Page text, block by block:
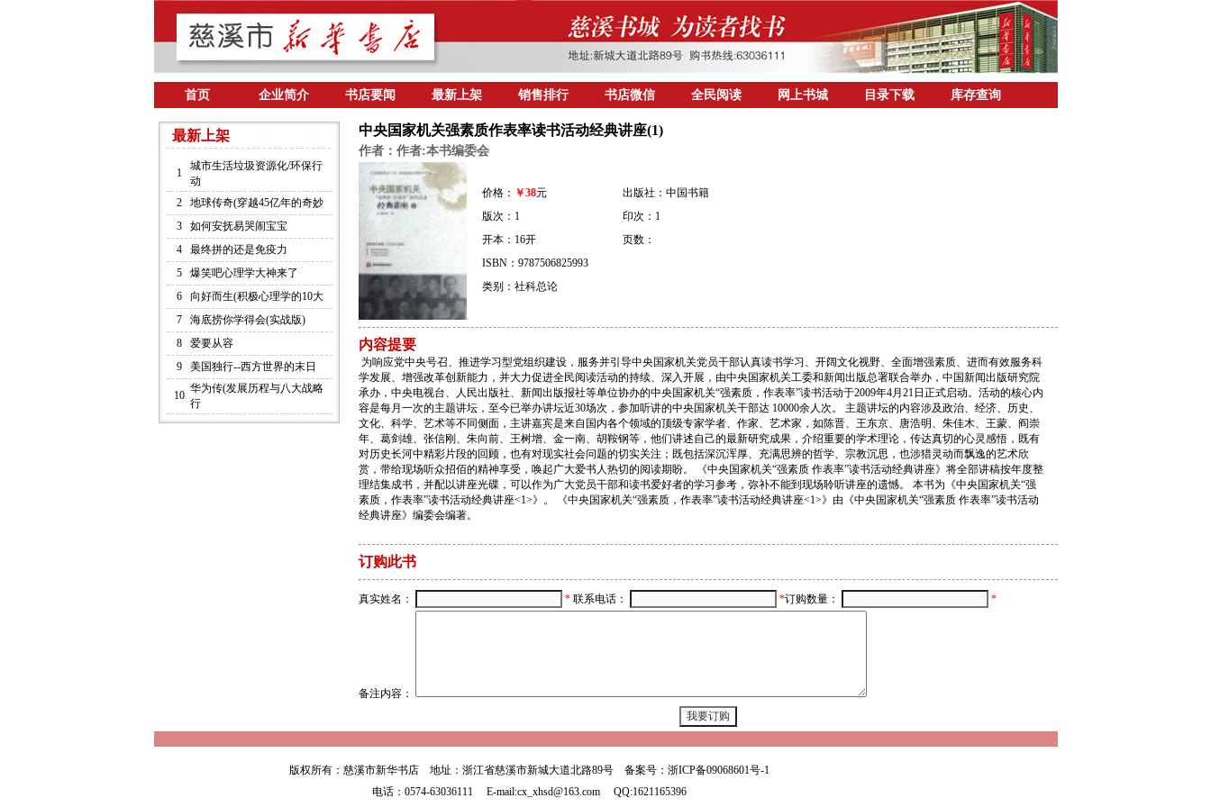
首页 企业简介 书店要闻 最新上架 销售排行 书店微信 全民阅读 网上书城 目录下载 库存查询
最新上架
1
城市生活垃圾资源化/环保行
动
2
地球传奇(穿越45亿年的奇妙
3
如何安抚易哭闹宝宝
4
最终拼的还是免疫力
5
爆笑吧心理学大神来了
6
向好而生(积极心理学的10大
7
海底捞你学得会(实战版)
8
爱要从容
9
美国独行--西方世界的末日
10
华为传(发展历程与八大战略
行
中央国家机关强素质作表率读书活动经典讲座(1)
作者：作者:本书编委会
价格： ￥38元
出版社：中国书籍
版次：1
印次：1
开本：16开
页数：
ISBN：9787506825993
类别：社科总论
内容提要
为响应党中央号召、推进学习型党组织建设，服务并引导中央国家机关党员干部认真读书学习、开阔文化视野、全面增强素质、进而有效服务科
学发展、增强改革创新能力，并大力促进全民阅读活动的持续、深入开展，由中央国家机关工委和新闻出版总署联合举办，中国新闻出版研究院
承办，中央电视台、人民出版社、新闻出版报社等单位协办的中央国家机关“强素质，作表率”读书活动于2009年4月21日正式启动。活动的核心内
容是每月一次的主题讲坛，至今已举办讲坛近30场次，参加听讲的中央国家机关干部达 10000余人次。 主题讲坛的内容涉及政治、经济、历史、
文化、科学、艺术等不同侧面，主讲嘉宾是来自国内各个领域的顶级专家学者、作家、艺术家，如陈晋、王东京、唐浩明、朱佳木、王蒙、阎崇
年、葛剑雄、张信刚、朱向前、王树增、金一南、胡鞍钢等，他们讲述自己的最新研究成果，介绍重要的学术理论，传达真切的心灵感悟，既有
对历史长河中精彩片段的回顾，也有对现实社会问题的切实关注；既包括深沉浑厚、充满思辨的哲学、宗教沉思，也涉猎灵动而飘逸的艺术欣
赏，带给现场听众招佰的精神享受，唤起广大爱书人热切的阅读期盼。 《中央国家机关“强素质 作表率”读书活动经典讲座》将全部讲稿按年度整
理结集成书，并配以讲座光碟，可以作为广大党员干部和读书爱好者的学习参考，弥补不能到现场聆听讲座的遗憾。 本书为《中央国家机关“强
素质，作表率”读书活动经典讲座<1>》。 《中央国家机关“强素质，作表率”读书活动经典讲座<1>》由《中央国家机关“强素质 作表率”读书活动
经典讲座》编委会编著。
订购此书
真实姓名： * 联系电话： *订购数量： *
备注内容：
版权所有：慈溪市新华书店 地址：浙江省慈溪市新城大道北路89号 备案号： 浙ICP备09068601号-1
电话：0574-63036111 E-mail:cx_xhsd@163.com QQ:1621165396